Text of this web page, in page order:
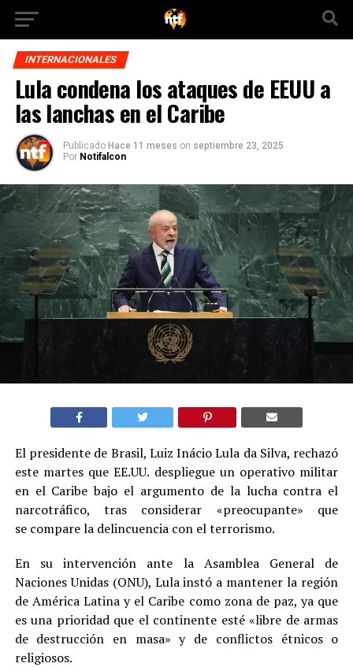
INTERNACIONALES
Lula condena los ataques de EEUU a
las lanchas en el Caribe
Publicado Hace 11 meses on septiembre 23, 2025
Por Notifalcon
El presidente de Brasil, Luiz Inácio Lula da Silva, rechazó
este martes que EE.UU. despliegue un operativo militar
en el Caribe bajo el argumento de la lucha contra el
narcotráfico, tras considerar «preocupante» que
se compare la delincuencia con el terrorismo.
En su intervención ante la Asamblea General de
Naciones Unidas (ONU), Lula instó a mantener la región
de América Latina y el Caribe como zona de paz, ya que
es una prioridad que el continente esté «libre de armas
de destrucción en masa» y de conflictos étnicos o
religiosos.